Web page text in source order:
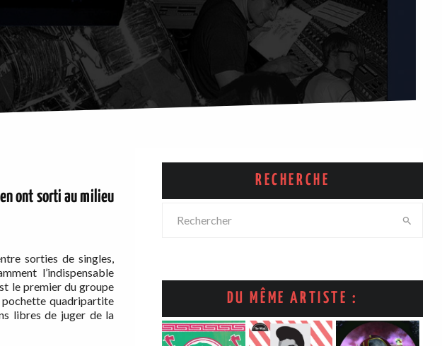
ont sorti au milieu
sorties de singles,
l’indispensable
le premier du groupe
pochette quadripartite
libres de juger de la
RECHERCHE
DU MÊME ARTISTE :